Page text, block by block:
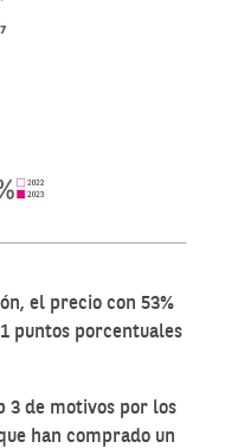
el precio con 53%
puntos porcentuales
3 de motivos por los
han comprado un